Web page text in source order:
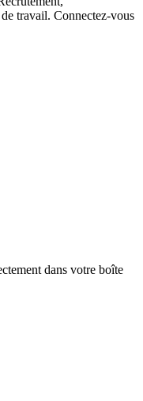
travail. Connectez-vous
dans votre boîte